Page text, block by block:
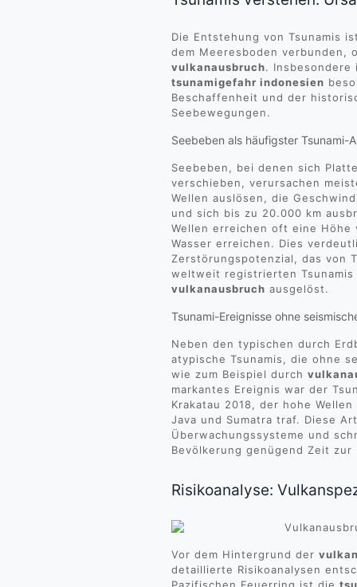
Die Entstehung von Tsunamis
dem Meeresboden verbunden,
vulkanausbruch. Insbesondere
tsunamigefahr indonesien
Beschaffenheit und der
Seebewegungen.
Seebeben als häufigster Tsunami-
Seebeben, bei denen sich
verschieben, verursachen
Wellen auslösen, die
und sich bis zu 20.000 km
Wellen erreichen oft eine
Wasser erreichen. Dies
Zerstörungspotenzial, das von
weltweit registrierten
vulkanausbruch ausgelöst.
Tsunami-Ereignisse ohne
Neben den typischen durch
atypische Tsunamis, die ohne
wie zum Beispiel durch
markantes Ereignis war der
Krakatau 2018, der hohe
Java und Sumatra traf. Diese
Überwachungssysteme und
Bevölkerung genügend Zeit
Risikoanalyse:
Vor dem Hintergrund der
detaillierte Risikoanalysen